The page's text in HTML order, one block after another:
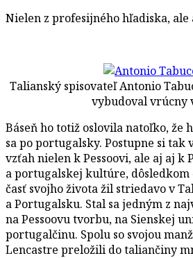
Nielen z profesijného hľadiska, ale
Talianský spisovateľ Antonio
vybudoval vrúcny
Báseň ho totiž oslovila natoľko, že
sa po portugalsky. Postupne si
vzťah nielen k Pessoovi, ale aj aj k
a portugalskej kultúre, dôsledkom
časť svojho života žil striedavo v
a Portugalsku. Stal sa jedným z
na Pessoovu tvorbu, na Sienskej
portugalčinu. Spolu so svojou
Lencastre preložili do taliančiny